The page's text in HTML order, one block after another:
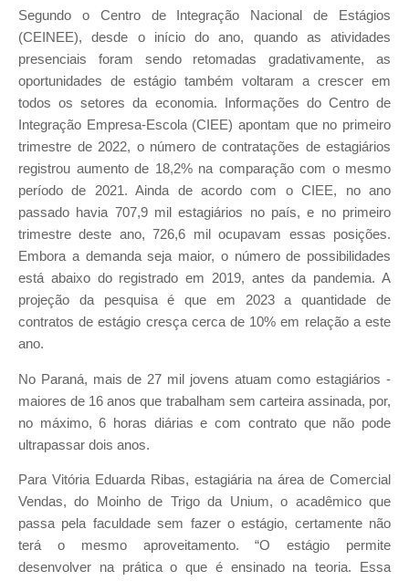
Segundo o Centro de Integração Nacional de Estágios
(CEINEE), desde o início do ano, quando as atividades
presenciais foram sendo retomadas gradativamente, as
oportunidades de estágio também voltaram a crescer em
todos os setores da economia. Informações do Centro de
Integração Empresa-Escola (CIEE) apontam que no primeiro
trimestre de 2022, o número de contratações de estagiários
registrou aumento de 18,2% na comparação com o mesmo
período de 2021. Ainda de acordo com o CIEE, no ano
passado havia 707,9 mil estagiários no país, e no primeiro
trimestre deste ano, 726,6 mil ocupavam essas posições.
Embora a demanda seja maior, o número de possibilidades
está abaixo do registrado em 2019, antes da pandemia. A
projeção da pesquisa é que em 2023 a quantidade de
contratos de estágio cresça cerca de 10% em relação a este
ano.
No Paraná, mais de 27 mil jovens atuam como estagiários -
maiores de 16 anos que trabalham sem carteira assinada, por,
no máximo, 6 horas diárias e com contrato que não pode
ultrapassar dois anos.
Para Vitória Eduarda Ribas, estagiária na área de Comercial
Vendas, do Moinho de Trigo da Unium, o acadêmico que
passa pela faculdade sem fazer o estágio, certamente não
terá o mesmo aproveitamento. “O estágio permite
desenvolver na prática o que é ensinado na teoria. Essa